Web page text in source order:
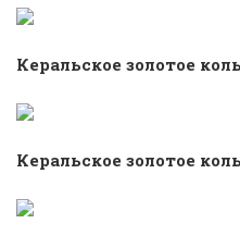
Керальское золотое
Керальское золотое